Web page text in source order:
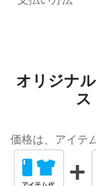
オリジナ
ス
価格は、アイテ